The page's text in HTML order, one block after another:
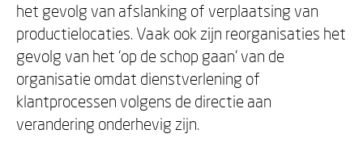
het gevolg van afslanking of verplaatsing van
productielocaties. Vaak ook zijn reorganisaties het
gevolg van het ‘op de schop gaan' van de
organisatie omdat dienstverlening of
klantprocessen volgens de directie aan
verandering onderhevig zijn.